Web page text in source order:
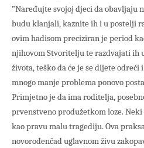
”Naređujte svojoj djeci da obavljaju
budu klanjali, kaznite ih i u postelji
ovim hadisom preciziran je period
njihovom Stvoritelju te razdvajati ih
života, teško da će je se dijete odreći
mnogo manje problema ponovo
Primjetno je da ima roditelja,
prvenstveno produžetkom loze.
kao pravu malu tragediju. Ova
novorođenčad uglavnom živu